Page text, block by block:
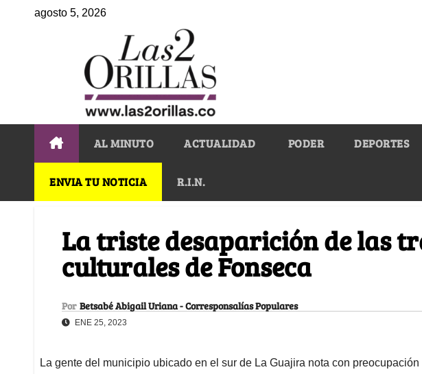
agosto 5, 2026
AL MINUTO ACTUALIDAD PODER DEPORTES
ENVIA TU NOTICIA R.I.N.
La triste desaparición de las
culturales de Fonseca
Por Betsabé Abigail Uriana - Corresponsalías Populares
ENE 25, 2023
La gente del municipio ubicado en el sur de La Guajira nota con